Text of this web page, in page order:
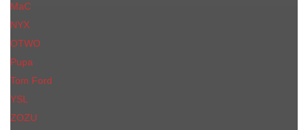
MaC
NYX
OTWO
Pupa
Tom Ford
YSL
ZOZU